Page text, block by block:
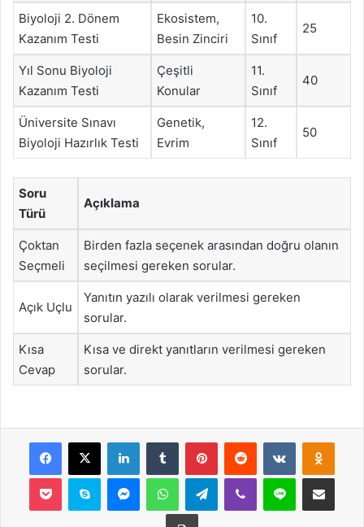
Biyoloji 2. Dönem
Kazanım Testi
Ekosistem,
Besin Zinciri
10.
Sınıf
25
Yıl Sonu Biyoloji
Kazanım Testi
Çeşitli
Konular
11.
Sınıf
40
Üniversite Sınavı
Biyoloji Hazırlık Testi
Genetik,
Evrim
12.
Sınıf
50
Soru
Türü
Açıklama
Çoktan
Seçmeli
Birden fazla seçenek arasından doğru olanın
seçilmesi gereken sorular.
Açık Uçlu
Yanıtın yazılı olarak verilmesi gereken
sorular.
Kısa
Cevap
Kısa ve direkt yanıtların verilmesi gereken
sorular.
Facebook
X LinkedInTumblr PinterestReddit VKontakte
Pocket Skype MessengerWhatsAppTelegramViber Line E-Posta ile
Yazdır